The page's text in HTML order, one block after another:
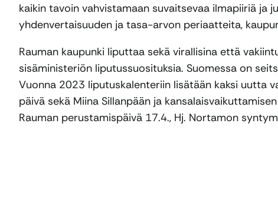
kaikin tavoin vahvistamaan suvaitsevaa ilmapiiriä ja
yhdenvertaisuuden ja tasa-arvon periaatteita,
Rauman kaupunki liputtaa sekä virallisina että
sisäministeriön liputussuosituksia. Suomessa on
Vuonna 2023 liputuskalenteriin lisätään kaksi uutta
päivä sekä Miina Sillanpään ja
Rauman perustamispäivä 17.4., Hj. Nortamon